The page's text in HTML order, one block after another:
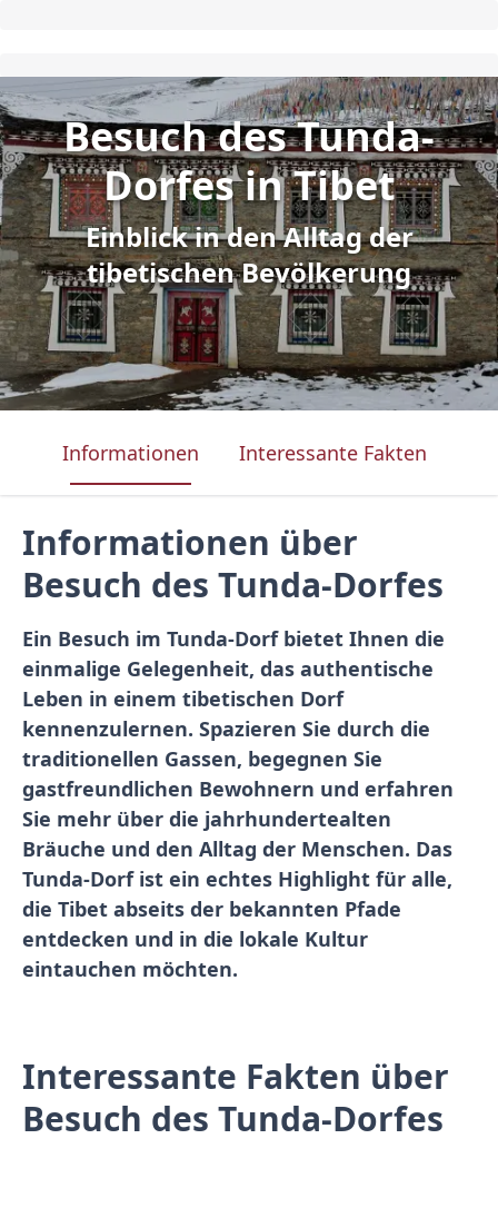
Besuch des Tunda-
Dorfes in Tibet
Einblick in den Alltag der
tibetischen Bevölkerung
Informationen Interessante Fakten
Informationen über
Besuch des Tunda-Dorfes
Ein Besuch im Tunda-Dorf bietet Ihnen die
einmalige Gelegenheit, das authentische
Leben in einem tibetischen Dorf
kennenzulernen. Spazieren Sie durch die
traditionellen Gassen, begegnen Sie
gastfreundlichen Bewohnern und erfahren
Sie mehr über die jahrhundertealten
Bräuche und den Alltag der Menschen. Das
Tunda-Dorf ist ein echtes Highlight für alle,
die Tibet abseits der bekannten Pfade
entdecken und in die lokale Kultur
eintauchen möchten.
Interessante Fakten über
Besuch des Tunda-Dorfes